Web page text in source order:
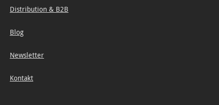
Distribution & B2B
Blog
Newsletter
Kontakt